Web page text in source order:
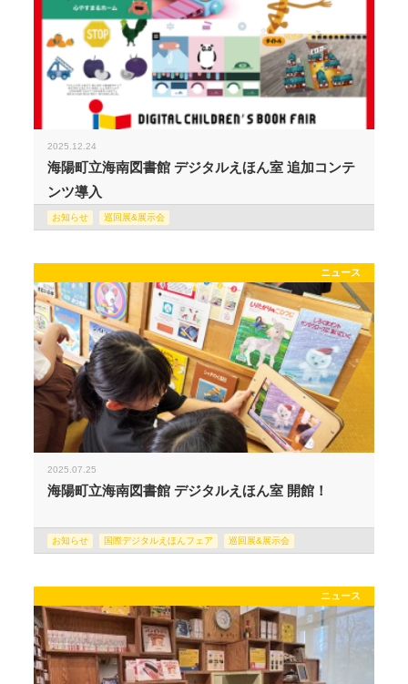
2025.12.24
海陽町立海南図書館 デジタルえほん室 追加コンテ
ンツ導入
お知らせ 巡回展&展示会
ニュース
2025.07.25
海陽町立海南図書館 デジタルえほん室 開館！
お知らせ 国際デジタルえほんフェア 巡回展&展示会
ニュース